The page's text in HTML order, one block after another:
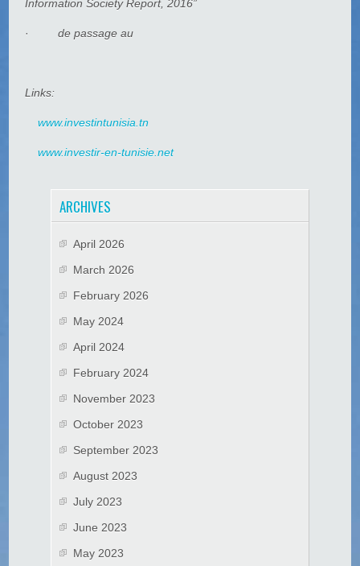
Information Society Report, 2016”
·de passage au
Links:
www.investintunisia.tn
www.investir-en-tunisie.net
ARCHIVES
April 2026
March 2026
February 2026
May 2024
April 2024
February 2024
November 2023
October 2023
September 2023
August 2023
July 2023
June 2023
May 2023